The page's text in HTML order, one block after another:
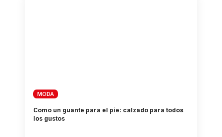
MODA
Como un guante para el pie: calzado para todos
los gustos